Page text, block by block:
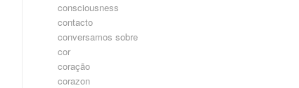
consciousness
contacto
conversamos sobre
cor
coração
corazon